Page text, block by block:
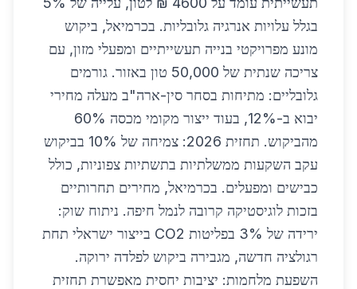
בגלל עלויות אנרגיה גלובליות. בכרמיאל, ביקוש
מונע מפרויקטי בנייה תעשייתיים ומפעלי מזון, עם
צריכה שנתית של 50,000 טון באזור. גורמים
גלובליים: מתיחות בסחר סין-ארה"ב מעלה מחירי
יבוא ב-12%, בעוד ייצור מקומי מכסה 60%
מהביקוש. תחזית 2026: צמיחה של 10% בביקוש
עקב השקעות ממשלתיות בתשתיות צפוניות, כולל
כבישים ומפעלים. בכרמיאל, מחירים תחרותיים
בזכות לוגיסטיקה קרובה לנמל חיפה. ניתוח שוק:
ירידה של 3% בפליטות CO2 בייצור ישראלי תחת
רגולציה חדשה, מגבירה ביקוש לפלדה ירוקה.
השפעת מלחמות: יציבות יחסית מאפשרת תחזית